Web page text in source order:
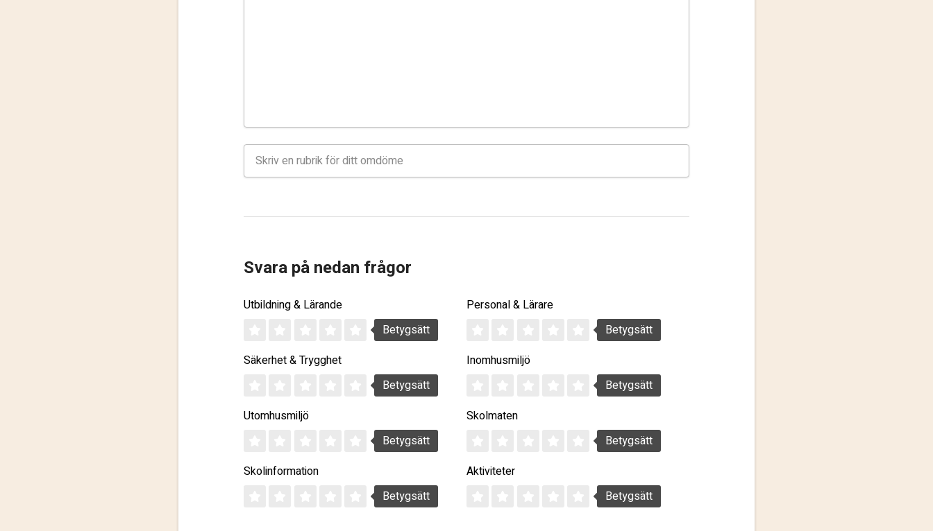
Svara på nedan frågor
Utbildning & Lärande
Betygsätt
Personal & Lärare
Betygsätt
Säkerhet & Trygghet
Betygsätt
Inomhusmiljö
Betygsätt
Utomhusmiljö
Betygsätt
Skolmaten
Betygsätt
Skolinformation
Betygsätt
Aktiviteter
Betygsätt